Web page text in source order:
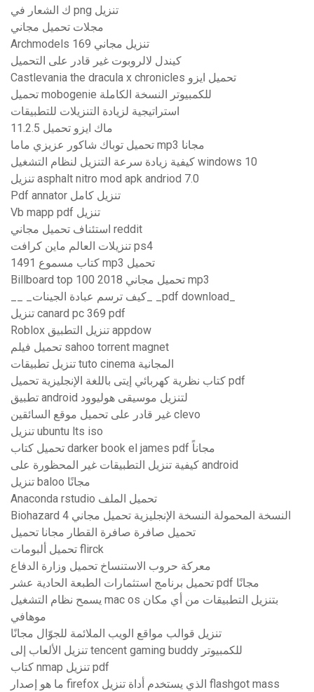
ك الشعار في png تنزيل
مجلات تحميل مجاني
Archmodels 169 تنزيل مجاني
كيندل لالروبوت غير قادر على التحميل
Castlevania the dracula x chronicles تحميل ايزو
تحميل mobogenie للكمبيوتر النسخة الكاملة
استراتيجية لزيادة التنزيلات للتطبيقات
ماك ايزو تحميل 11.2.5
تحميل توباك شاكور عزيزي ماما mp3 مجانا
كيفية زيادة سرعة التنزيل لنظام التشغيل windows 10
تنزيل asphalt nitro mod apk andriod 7.0
Pdf annator تنزيل كامل
Vb mapp pdf تنزيل
استئناف تحميل مجاني reddit
تنزيلات العالم ماين كرافت ps4
1491 كتاب مسموع mp3 تحميل
Billboard top 100 2018 تحميل مجاني mp3
__ _كيف ترسم عبادة الجينات_ _pdf download_
تنزيل canard pc 369 pdf
Roblox تنزيل التطبيق appdow
تحميل فيلم sahoo torrent magnet
تنزيل تطبيقات tuto cinema المجانية
كتاب نظرية كهربائي إيتى باللغة الإنجليزية تحميل pdf
تطبيق android لتنزيل موسيقى هوليوود
غير قادر على تحميل موقع السائقين clevo
تنزيل ubuntu lts iso
تحميل كتاب darker book el james pdf مجاناً
كيفية تنزيل التطبيقات غير المحظورة على android
تنزيل baloo مجانًا
Anaconda rstudio تحميل الملف
Biohazard 4 النسخة المحمولة النسخة الإنجليزية تحميل مجاني
تحميل صافرة صافرة القطار مجانا تحميل
تحميل ألبومات flirck
معركة حروب الاستنساخ تحميل وزارة الدفاع
تحميل برنامج استثمارات الطبعة الحادية عشر pdf مجانًا
يسمح نظام التشغيل mac os بتنزيل التطبيقات من أي مكان
موهافي
تنزيل قوالب مواقع الويب الملائمة للجوّال مجانًا
تنزيل الألعاب إلى tencent gaming buddy للكمبيوتر
كتاب nmap تنزيل pdf
ما هو إصدار firefox الذي يستخدم أداة تنزيل flashgot mass